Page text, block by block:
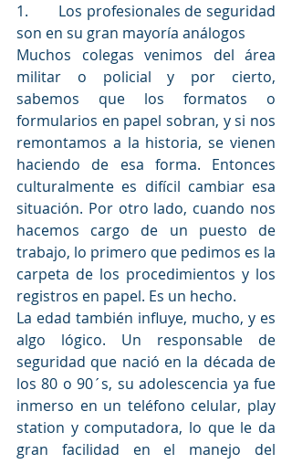
1. Los profesionales de seguridad
son en su gran mayoría análogos
Muchos colegas venimos del área
militar o policial y por cierto,
sabemos que los formatos o
formularios en papel sobran, y si nos
remontamos a la historia, se vienen
haciendo de esa forma. Entonces
culturalmente es difícil cambiar esa
situación. Por otro lado, cuando nos
hacemos cargo de un puesto de
trabajo, lo primero que pedimos es la
carpeta de los procedimientos y los
registros en papel. Es un hecho.
La edad también influye, mucho, y es
algo lógico. Un responsable de
seguridad que nació en la década de
los 80 o 90´s, su adolescencia ya fue
inmerso en un teléfono celular, play
station y computadora, lo que le da
gran facilidad en el manejo del